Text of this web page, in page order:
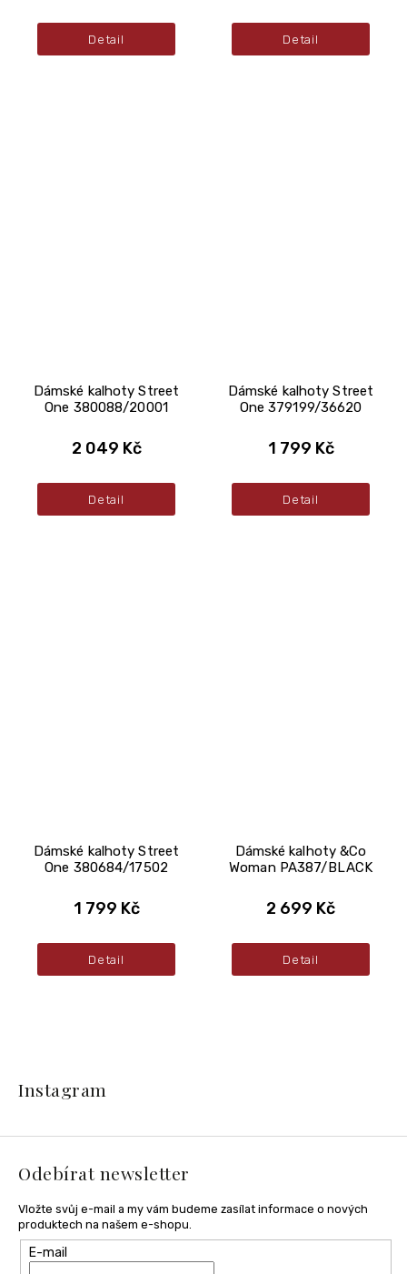
Detail Detail
Dámské kalhoty Street
One 380088/20001
2 049 Kč
Detail
Dámské kalhoty Street
One 379199/36620
1 799 Kč
Detail
Dámské kalhoty Street
One 380684/17502
1 799 Kč
Detail
Dámské kalhoty &Co
Woman PA387/BLACK
2 699 Kč
Detail
t
Instagram
Odebírat newsletter
Vložte svůj e-mail a my vám budeme zasílat informace o nových
produktech na našem e-shopu.
E-mail